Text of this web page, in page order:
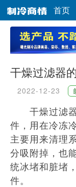
首页
干燥过滤器
2022-12-23
干燥过滤器
件，用在冷冻
主要用来清理
分吸附掉，也
统冰堵和脏堵
件。